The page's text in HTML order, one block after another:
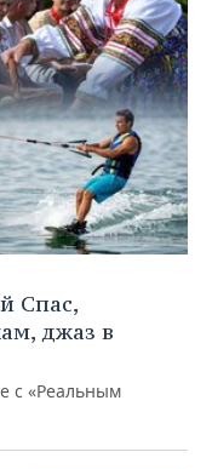
Спас,
джаз в
с «Реальным